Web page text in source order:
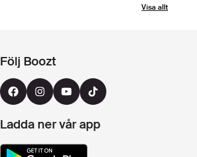
Visa allt
Följ Boozt
Ladda ner vår app